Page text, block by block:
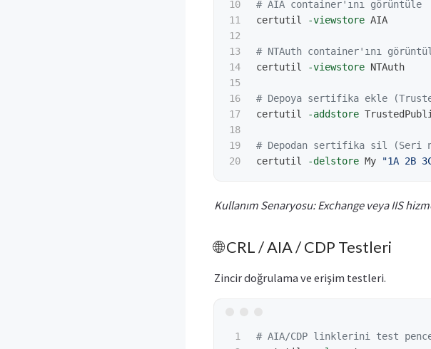
10
11
12
13
14
15
16
17
18
19
# AIA container'ını görüntüle
certutil
-viewstore AIA
# NTAuth container'ını
certutil
-viewstore NTAuth
# Depoya sertifika ekle
certutil
-addstore
# Depodan sertifika sil (Seri
certutil
-delstore My "1A 2B
Kullanım Senaryosu: Exchange veya IIS
🌐 CRL / AIA / CDP Testleri
Zincir doğrulama ve erişim testleri.
1
# AIA/CDP linklerini test